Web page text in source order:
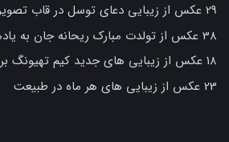
29 عکس از زیبایی دعای توسل در قاب تصویر
38 عکس از تولدت مبارک ریحانه جان به یادماندنی
18 عکس از زیبایی های جدید کیم تهیونگ برای طرفدارانش
23 عکس از زیبایی های هر ماه در طبیعت